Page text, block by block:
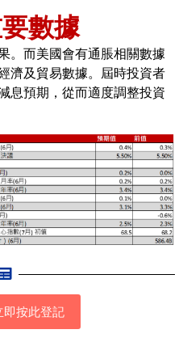
數據
。而美國會有通脹相關數據
濟及貿易數據。屆時投資者
息預期，從而適度調整投資
即按此登記